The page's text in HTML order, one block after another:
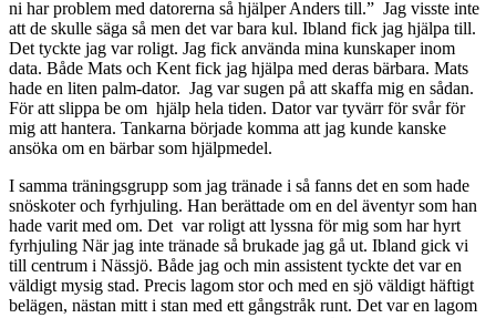
ni har problem med datorerna så hjälper Anders till.” Jag visste inte
att de skulle säga så men det var bara kul. Ibland fick jag hjälpa till.
Det tyckte jag var roligt. Jag fick använda mina kunskaper inom
data. Både Mats och Kent fick jag hjälpa med deras bärbara. Mats
hade en liten palm-dator. Jag var sugen på att skaffa mig en sådan.
För att slippa be om hjälp hela tiden. Dator var tyvärr för svår för
mig att hantera. Tankarna började komma att jag kunde kanske
ansöka om en bärbar som hjälpmedel.
I samma träningsgrupp som jag tränade i så fanns det en som hade
snöskoter och fyrhjuling. Han berättade om en del äventyr som han
hade varit med om. Det var roligt att lyssna för mig som har hyrt
fyrhjuling När jag inte tränade så brukade jag gå ut. Ibland gick vi
till centrum i Nässjö. Både jag och min assistent tyckte det var en
väldigt mysig stad. Precis lagom stor och med en sjö väldigt häftigt
belägen, nästan mitt i stan med ett gångstråk runt. Det var en lagom